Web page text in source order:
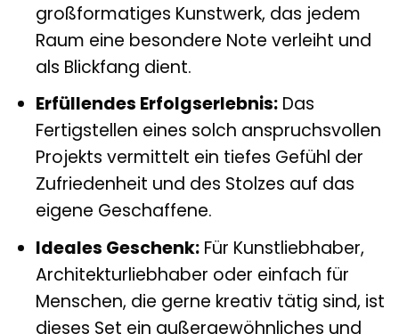
großformatiges Kunstwerk, das jedem
Raum eine besondere Note verleiht und
als Blickfang dient.
Erfüllendes Erfolgserlebnis:Das
Fertigstellen eines solch anspruchsvollen
Projekts vermittelt ein tiefes Gefühl der
Zufriedenheit und des Stolzes auf das
eigene Geschaffene.
Ideales Geschenk:Für Kunstliebhaber,
Architekturliebhaber oder einfach für
Menschen, die gerne kreativ tätig sind, ist
dieses Set ein außergewöhnliches und